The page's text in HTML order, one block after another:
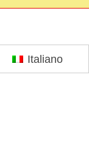
Italiano